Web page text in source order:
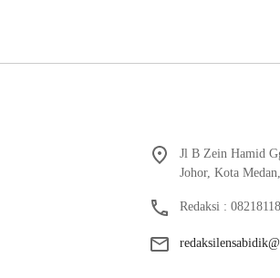
Jl B Zein Hamid
Johor, Kota
Redaksi :